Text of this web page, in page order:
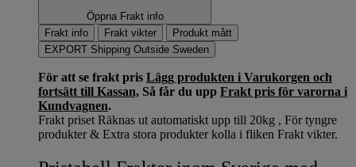
Öppna Frakt info
Frakt info
Frakt vikter
Produkt mått
EXPORT Shipping Outside Sweden
För att se frakt pris Lägg produkten i Varukorgen och
fortsätt till Kassan, Så får du upp Frakt pris för varorna i
Kundvagnen.
Frakt priset Räknas ut automatiskt upp till 20kg , För tyngre
produkter & Extra stora produkter kolla i fliken Frakt vikter.